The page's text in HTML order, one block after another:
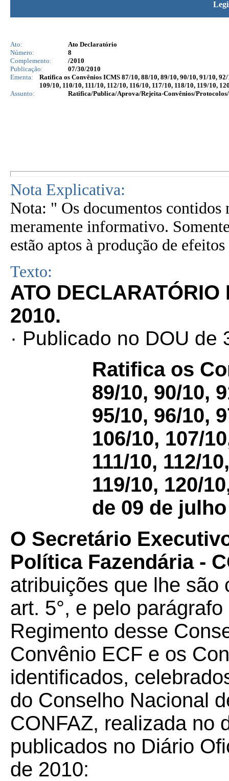
Ato:
Ato Declaratório
Número:
8
Complemento:
/2010
Publicação:
07/30/2010
Ementa:
Ratifica os Convênios ICMS 87/10, 88/10, 89/10, 90/10, 91/10,
109/10, 110/10, 111/10, 112/10, 116/10, 117/10, 118/10, 119/10,
Assunto:
Ratifica/Publica/Aprova/Rejeita-Convênios/
Nota Explicativa:
Nota: " Os documentos contidos
meramente informativo.
estão aptos à produção de
Texto:
ATO DECLARATÓRIO
2010.
· Publicado no DOU de
Ratifica os
89/10, 90/10,
95/10, 96/10,
106/10, 107/
111/10, 112/
119/10, 120/
de 09 de
O Secretário
Política Fazendária -
atribuições que lhe são
art. 5°, e pelo
Regimento desse
Convênio ECF e os
identificados,
do Conselho Nacional
CONFAZ, realizada no
publicados no Diário
de 2010: